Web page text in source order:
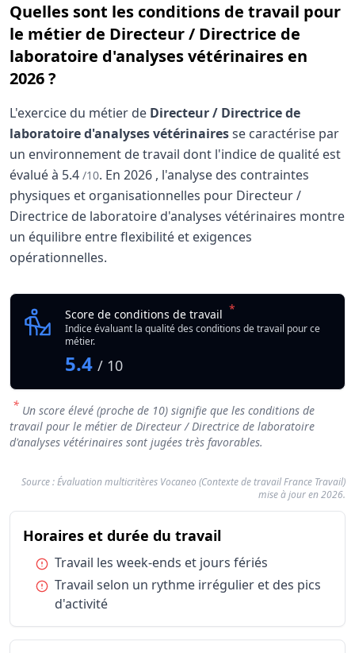
Quelles sont les conditions de travail pour
le métier de Directeur / Directrice de
laboratoire d'analyses vétérinaires en
2026 ?
L'exercice du métier de Directeur / Directrice de
laboratoire d'analyses vétérinairesse caractérise par
un environnement de travail dont l'indice de qualité est
évalué à 5.4 /10. En 2026 , l'analyse des contraintes
physiques et organisationnelles pour Directeur /
Directrice de laboratoire d'analyses vétérinaires montre
un équilibre entre flexibilité et exigences
opérationnelles.
Analyse des conditions de travail : Directeur /
Qualité globale de l'environnement Directeur /
Score de conditions de travail *
Indice évaluant la qualité des conditions de travail pour ce
métier.
5.4 / 10
* Un score élevé (proche de 10) signifie que les conditions de
travail pour le métier de Directeur / Directrice de laboratoire
d'analyses vétérinaires sont jugées très favorables.
Source : Évaluation multicritères Vocaneo (Contexte de travail France Travail)
mise à jour en 2026.
Résumé des conditions d'exercice : Directeur /
Catégorie
Horaires et durée du travail
Horaires et durée du travail
Travail
Conditions de travail et risques professionnels
Conditions de travail et risques professionnelsTravail
Types de structures
Horaires et durée du travaildu métier
Condition :
Travail les week-ends et jours fériés
Condition :
Travail selon un rythme irrégulier et des pics
d'activité